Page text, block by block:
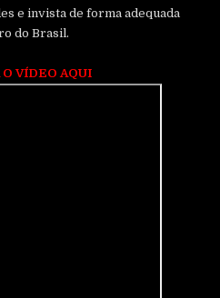
e invista de forma adequada
do Brasil.
VÍDEO AQUI